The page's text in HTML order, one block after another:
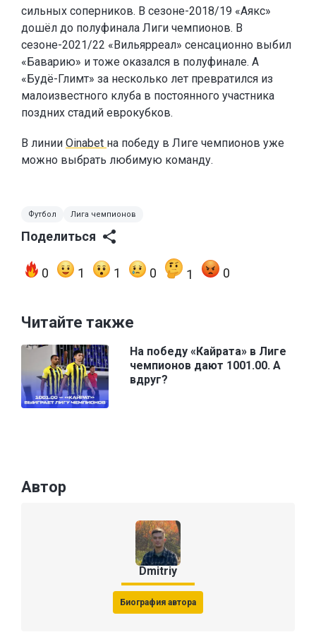
сильных соперников. В сезоне-2018/19 «Аякс»
дошёл до полуфинала Лиги чемпионов. В
сезоне-2021/22 «Вильярреал» сенсационно выбил
«Баварию» и тоже оказался в полуфинале. А
«Будё-Глимт» за несколько лет превратился из
малоизвестного клуба в постоянного участника
поздних стадий еврокубков.
В линии Oinabet на победу в Лиге чемпионов уже
можно выбрать любимую команду.
Футбол Лига чемпионов
Поделиться
0 1 1 0 1 0
Читайте также
На победу «Кайрата» в Лиге
чемпионов дают 1001.00. А
вдруг?
Автор
Dmitriy
Биография автора